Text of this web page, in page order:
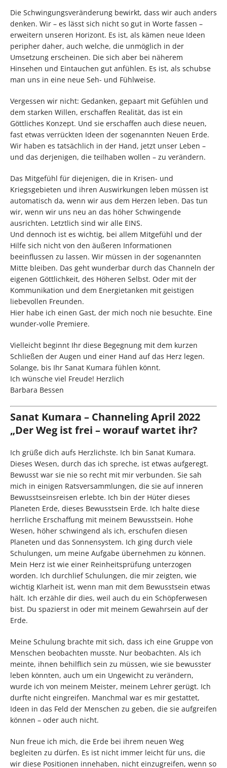
Die Schwingungsveränderung bewirkt, dass wir auch anders
denken. Wir – es lässt sich nicht so gut in Worte fassen –
erweitern unseren Horizont. Es ist, als kämen neue Ideen
peripher daher, auch welche, die unmöglich in der
Umsetzung erscheinen. Die sich aber bei näherem
Hinsehen und Eintauchen gut anfühlen. Es ist, als schubse
man uns in eine neue Seh- und Fühlweise.
Vergessen wir nicht: Gedanken, gepaart mit Gefühlen und
dem starken Willen, erschaffen Realität, das ist ein
Göttliches Konzept. Und sie erschaffen auch diese neuen,
fast etwas verrückten Ideen der sogenannten Neuen Erde.
Wir haben es tatsächlich in der Hand, jetzt unser Leben –
und das derjenigen, die teilhaben wollen – zu verändern.
Das Mitgefühl für diejenigen, die in Krisen- und
Kriegsgebieten und ihren Auswirkungen leben müssen ist
automatisch da, wenn wir aus dem Herzen leben. Das tun
wir, wenn wir uns neu an das höher Schwingende
ausrichten. Letztlich sind wir alle EINS.
Und dennoch ist es wichtig, bei allem Mitgefühl und der
Hilfe sich nicht von den äußeren Informationen
beeinflussen zu lassen. Wir müssen in der sogenannten
Mitte bleiben. Das geht wunderbar durch das Channeln der
eigenen Göttlichkeit, des Höheren Selbst. Oder mit der
Kommunikation und dem Energietanken mit geistigen
liebevollen Freunden.
Hier habe ich einen Gast, der mich noch nie besuchte. Eine
wunder-volle Premiere.
Vielleicht beginnt Ihr diese Begegnung mit dem kurzen
Schließen der Augen und einer Hand auf das Herz legen.
Solange, bis Ihr Sanat Kumara fühlen könnt.
Ich wünsche viel Freude! Herzlich
Barbara Bessen
Sanat Kumara – Channeling April 2022
„Der Weg ist frei – worauf wartet ihr?
Ich grüße dich aufs Herzlichste. Ich bin Sanat Kumara.
Dieses Wesen, durch das ich spreche, ist etwas aufgeregt.
Bewusst war sie nie so recht mit mir verbunden. Sie sah
mich in einigen Ratsversammlungen, die sie auf inneren
Bewusstseinsreisen erlebte. Ich bin der Hüter dieses
Planeten Erde, dieses Bewusstsein Erde. Ich halte diese
herrliche Erschaffung mit meinem Bewusstsein. Hohe
Wesen, höher schwingend als ich, erschufen diesen
Planeten und das Sonnensystem. Ich ging durch viele
Schulungen, um meine Aufgabe übernehmen zu können.
Mein Herz ist wie einer Reinheitsprüfung unterzogen
worden. Ich durchlief Schulungen, die mir zeigten, wie
wichtig Klarheit ist, wenn man mit dem Bewusstsein etwas
hält. Ich erzähle dir dies, weil auch du ein Schöpferwesen
bist. Du spazierst in oder mit meinem Gewahrsein auf der
Erde.
Meine Schulung brachte mit sich, dass ich eine Gruppe von
Menschen beobachten musste. Nur beobachten. Als ich
meinte, ihnen behilflich sein zu müssen, wie sie bewusster
leben könnten, auch um ein Ungewicht zu verändern,
wurde ich von meinem Meister, meinem Lehrer gerügt. Ich
durfte nicht eingreifen. Manchmal war es mir gestattet,
Ideen in das Feld der Menschen zu geben, die sie aufgreifen
können – oder auch nicht.
Nun freue ich mich, die Erde bei ihrem neuen Weg
begleiten zu dürfen. Es ist nicht immer leicht für uns, die
wir diese Positionen innehaben, nicht einzugreifen, wenn so